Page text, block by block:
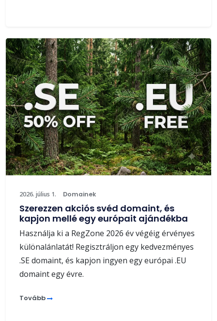
2026. július 1. Domainek
Szerezzen akciós svéd domaint, és
kapjon mellé egy európait ajándékba
Használja ki a RegZone 2026 év végéig érvényes
különalánlatát! Regisztráljon egy kedvezményes
.SE domaint, és kapjon ingyen egy európai .EU
domaint egy évre.
Tovább